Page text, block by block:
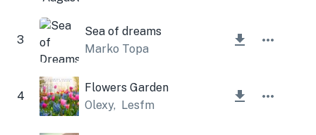
3
Sea of dreams
Marko Topa
4
Flowers Garden
Olexy, Lesfm